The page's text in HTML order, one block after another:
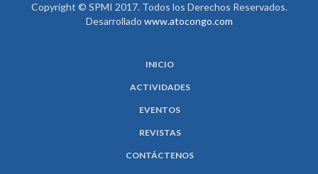
Copyright © SPMI 2017. Todos los Derechos Reservados.
Desarrollado www.atocongo.com
INICIO
ACTIVIDADES
EVENTOS
REVISTAS
CONTÁCTENOS